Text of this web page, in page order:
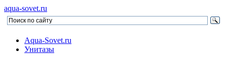
aqua-sovet.ru
Aqua-Sovet.ru
Унитазы